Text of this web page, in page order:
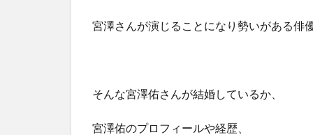
宮澤さんが演じることになり勢いがある俳
そんな宮澤佑さんが結婚しているか、
宮澤佑のプロフィールや経歴、